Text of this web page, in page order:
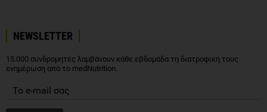
NEWSLETTER
15.000 συνδρομητές λαμβάνουν κάθε εβδομάδα τη διατροφική τους
ενημέρωση από το medNutrition.